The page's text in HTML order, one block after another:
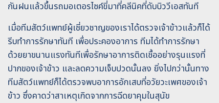
กันฝนแล้วขึ้นรถมอเตอรไซค์ขี่มาที่คลีนิคที่ดับบิววีเอสทันที
เมื่อทีมสัตว์แพทย์ผู้เชี่ยวชาญของเราได้ตรวจเจ้าข้าวแล้วก็ได้
รีบทำการรักษาทันที เพื่อประคองอาการ ทีมได้ทำการรักษา
ด้วยยาขนานแรงทันทีเพื่อรักษาอาการติดเชื้ออย่างรุนแรงที่
ปากของเจ้าข้าว และลดความเจ็บปวดนั้นลง ยิ่งไปกว่านั้นทาง
ทีมสัตว์แพทย์ก็ได้ตรวจพบอาการอักเสบที่อวัยวะเพศของเจ้า
ข้าว ซึ่งคาดว่าสาเหตุเกิดจากการฉีดยาคุมในสุนัข